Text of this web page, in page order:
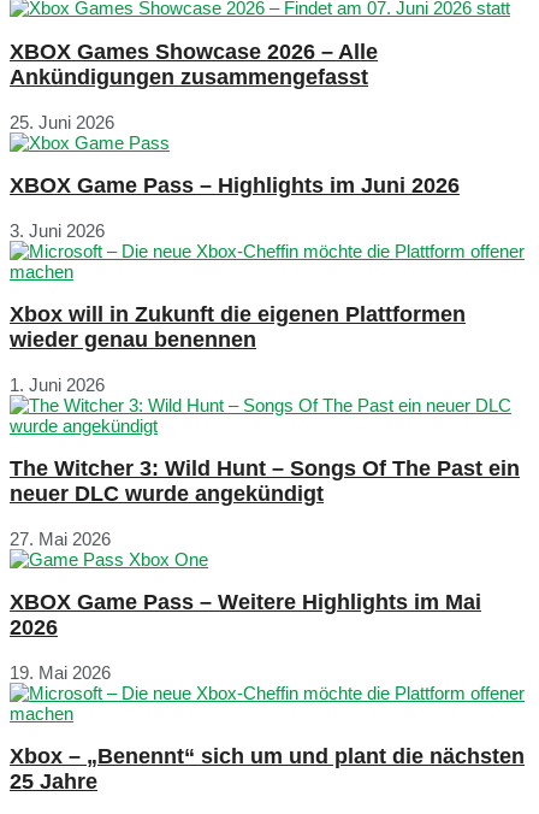
XBOX Games Showcase 2026 – Alle
Ankündigungen zusammengefasst
25. Juni 2026
XBOX Game Pass – Highlights im Juni 2026
3. Juni 2026
Xbox will in Zukunft die eigenen Plattformen
wieder genau benennen
1. Juni 2026
The Witcher 3: Wild Hunt – Songs Of The Past ein
neuer DLC wurde angekündigt
27. Mai 2026
XBOX Game Pass – Weitere Highlights im Mai
2026
19. Mai 2026
Xbox – „Benennt“ sich um und plant die nächsten
25 Jahre